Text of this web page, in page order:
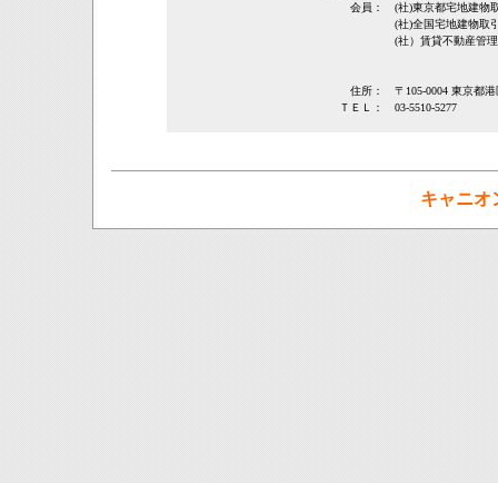
会員：
(社)東京都宅地建
(社)全国宅地建物取
(社）賃貸不動産管
住所：
〒105-0004 東京都
ＴＥＬ：
03-5510-5277
キャニオ